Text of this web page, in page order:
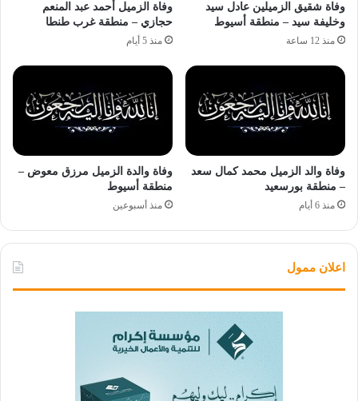
وفاة شقيق الزميلين عادل سيد
وخليفة سيد – منطقة أسيوط
منذ 12 ساعة
وفاة الزميل أحمد عبد المنعم
حجازي – منطقة غرب طنطا
منذ 5 أيام
وفاة والد الزميل محمد كمال سعد
– منطقة بورسعيد
منذ 6 أيام
وفاة والدة الزميل مرزق معوض –
منطقة أسيوط
منذ أسبوعين
اعلان ممول